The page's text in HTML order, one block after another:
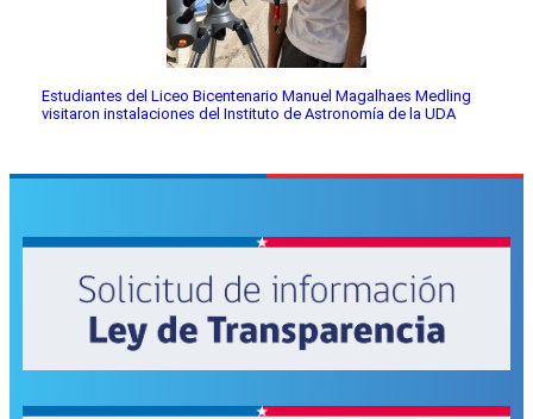
Estudiantes del Liceo Bicentenario Manuel Magalhaes Medling
visitaron instalaciones del Instituto de Astronomía de la UDA